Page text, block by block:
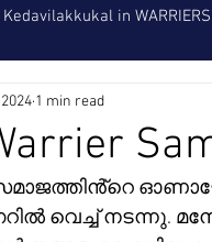
Kedavilakkukal in WARRIERS
Info
1 min read
വെച്ച് നടന്നു.